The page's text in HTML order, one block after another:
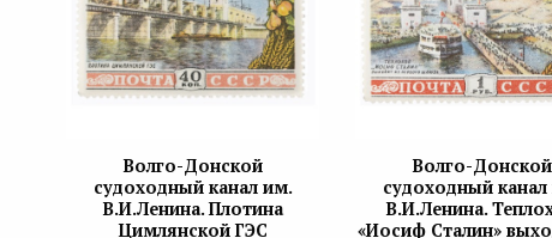
Волго-Донской
судоходный канал им.
В.И.Ленина. Плотина
Цимлянской ГЭС
Волго-Донской
судоходный
В.И.Ленина.
«Иосиф Сталин»